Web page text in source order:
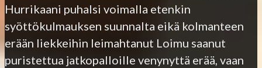
Hurrikaani puhalsi voimalla etenkin
syöttökulmauksen suunnalta eikä kolmanteen
erään liekkeihin leimahtanut Loimu saanut
puristettua jatkopalloille venynyttä erää, vaan